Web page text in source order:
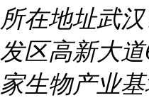
所在地址武
发区高新大
家生物产业